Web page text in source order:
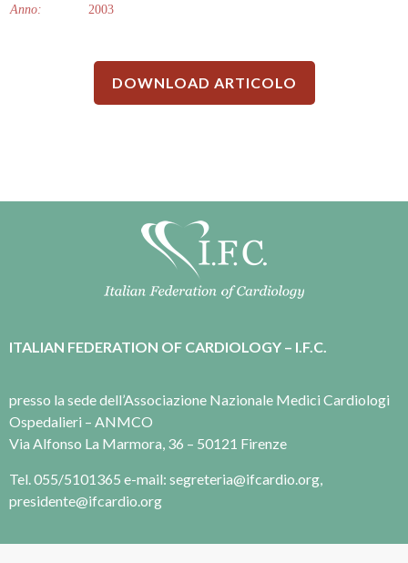
Anno:
2003
DOWNLOAD ARTICOLO
ITALIAN FEDERATION OF CARDIOLOGY – I.F.C.
presso la sede dell’Associazione Nazionale Medici Cardiologi
Ospedalieri – ANMCO
Via Alfonso La Marmora, 36 – 50121 Firenze
Tel. 055/5101365 e-mail: segreteria@ifcardio.org,
presidente@ifcardio.org